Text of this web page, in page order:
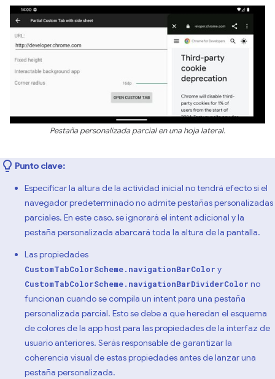
Pestaña personalizada parcial en una hoja lateral.
Punto clave:
Especificar la altura de la actividad inicial no tendrá efecto si el
navegador predeterminado no admite pestañas personalizadas
parciales. En este caso, se ignorará el intent adicional y la
pestaña personalizada abarcará toda la altura de la pantalla.
Las propiedades
CustomTabColorScheme.navigationBarColor y
CustomTabColorScheme.navigationBarDividerColor no
funcionan cuando se compila un intent para una pestaña
personalizada parcial. Esto se debe a que heredan el esquema
de colores de la app host para las propiedades de la interfaz de
usuario anteriores. Serás responsable de garantizar la
coherencia visual de estas propiedades antes de lanzar una
pestaña personalizada.